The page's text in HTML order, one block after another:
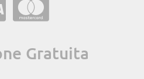
Gratuita